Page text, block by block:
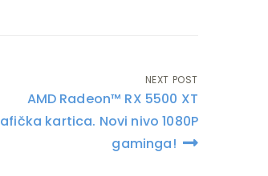
NEXT POST
AMD Radeon™ RX 5500 XT
kartica. Novi nivo 1080P
gaminga!